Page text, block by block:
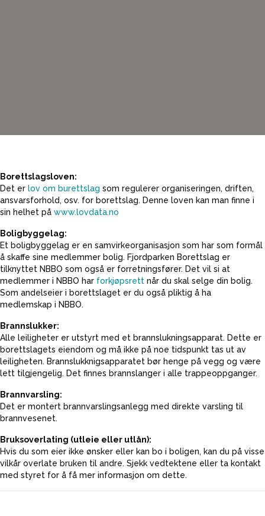
Borettslagsloven:
Det er lov om burettslag som regulerer organiseringen, driften,
ansvarsforhold, osv. for borettslag. Denne loven kan man finne i
sin helhet på www.lovdata.no
Boligbyggelag:
Et boligbyggelag er en samvirkeorganisasjon som har som formål
å skaffe sine medlemmer bolig. Fjordparken Borettslag er
tilknyttet NBBO som også er forretningsfører. Det vil si at
medlemmer i NBBO har forkjøpsrett når du skal selge din bolig.
Som andelseier i borettslaget er du også pliktig å ha
medlemskap i NBBO.
Brannslukker:
Alle leiligheter er utstyrt med et brannslukningsapparat. Dette er
borettslagets eiendom og må ikke på noe tidspunkt tas ut av
leiligheten. Brannslukknigsapparatet bør henge på vegg og være
lett tilgjengelig. Det finnes brannslanger i alle trappeoppganger.
Brannvarsling:
Det er montert brannvarslingsanlegg med direkte varsling til
brannvesenet.
Bruksoverlating (utleie eller utlån):
Hvis du som eier ikke ønsker eller kan bo i boligen, kan du på visse
vilkår overlate bruken til andre. Sjekk vedtektene eller ta kontakt
med styret for å få mer informasjon om dette.